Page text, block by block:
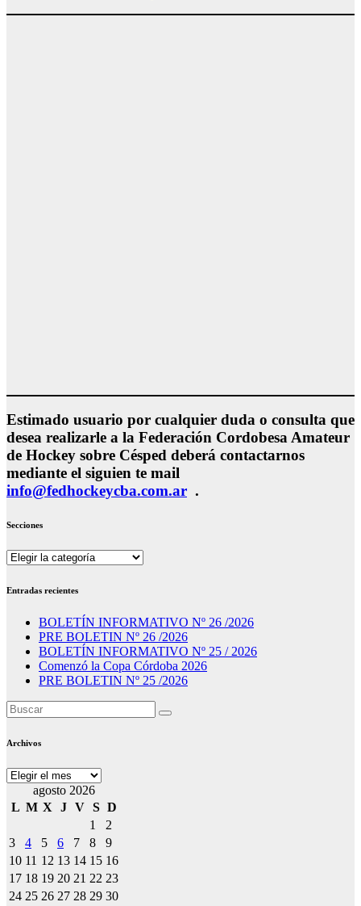
Estimado usuario por cualquier duda o consulta que
desea realizarle a la Federación Cordobesa Amateur
de Hockey sobre Césped deberá contactarnos
mediante el siguien te mail
info@fedhockeycba.com.ar .
Secciones
Secciones
Entradas recientes
BOLETÍN INFORMATIVO Nº 26 /2026
PRE BOLETIN Nº 26 /2026
BOLETÍN INFORMATIVO Nº 25 / 2026
Comenzó la Copa Córdoba 2026
PRE BOLETIN Nº 25 /2026
Archivos
Archivos
agosto 2026
L M X J V S D
1
2
3
4 5 6 7 8
9
10 11 12 13 14 15 16
17 18 19 20 21 22 23
24 25 26 27 28 29 30